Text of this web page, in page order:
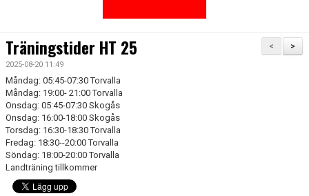
KONTAKT
>
<
Träningstider HT 25
2025-08-20 11:49
Måndag: 05:45-07:30 Torvalla
Måndag: 19:00- 21:00 Torvalla
Onsdag: 05:45-07:30 Skogås
Onsdag: 16:00-18:00 Skogås
Torsdag: 16:30-18:30 Torvalla
Fredag: 18:30--20:00 Torvalla
Söndag: 18:00-20:00 Torvalla
Landträning tillkommer